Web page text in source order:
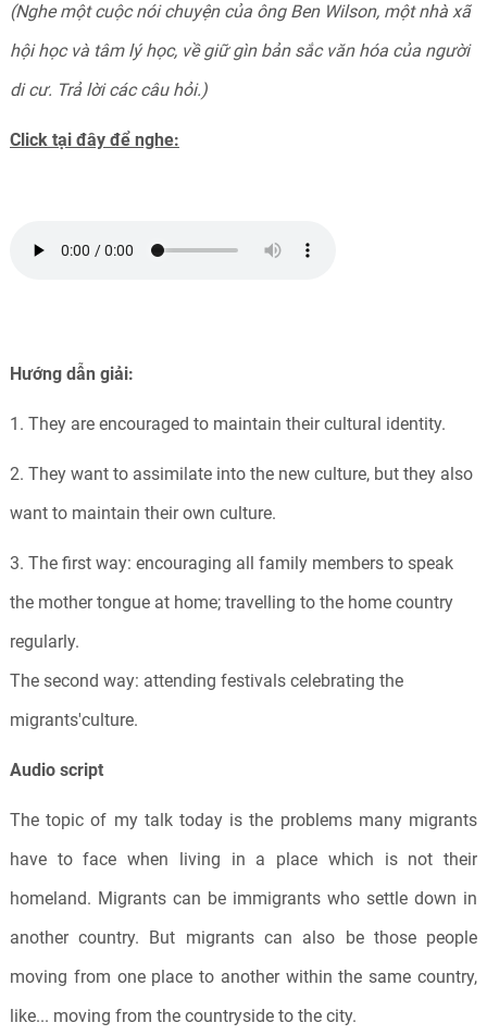
(Nghe một cuộc nói chuyện của ông Ben Wilson, một nhà xã
hội học và tâm lý học, về giữ gìn bản sắc văn hóa của người
di cư. Trả lời các câu hỏi.)
Click tại đây để nghe:
Hướng dẫn giải:
1. They are encouraged to maintain their cultural identity.
2. They want to assimilate into the new culture, but they also
want to maintain their own culture.
3. The first way: encouraging all family members to speak
the mother tongue at home; travelling to the home country
regularly.
The second way: attending festivals celebrating the
migrants'culture.
Audio script
The topic of my talk today is the problems many migrants
have to face when living in a place which is not their
homeland. Migrants can be immigrants who settle down in
another country. But migrants can also be those people
moving from one place to another within the same country,
like... moving from the countryside to the city.